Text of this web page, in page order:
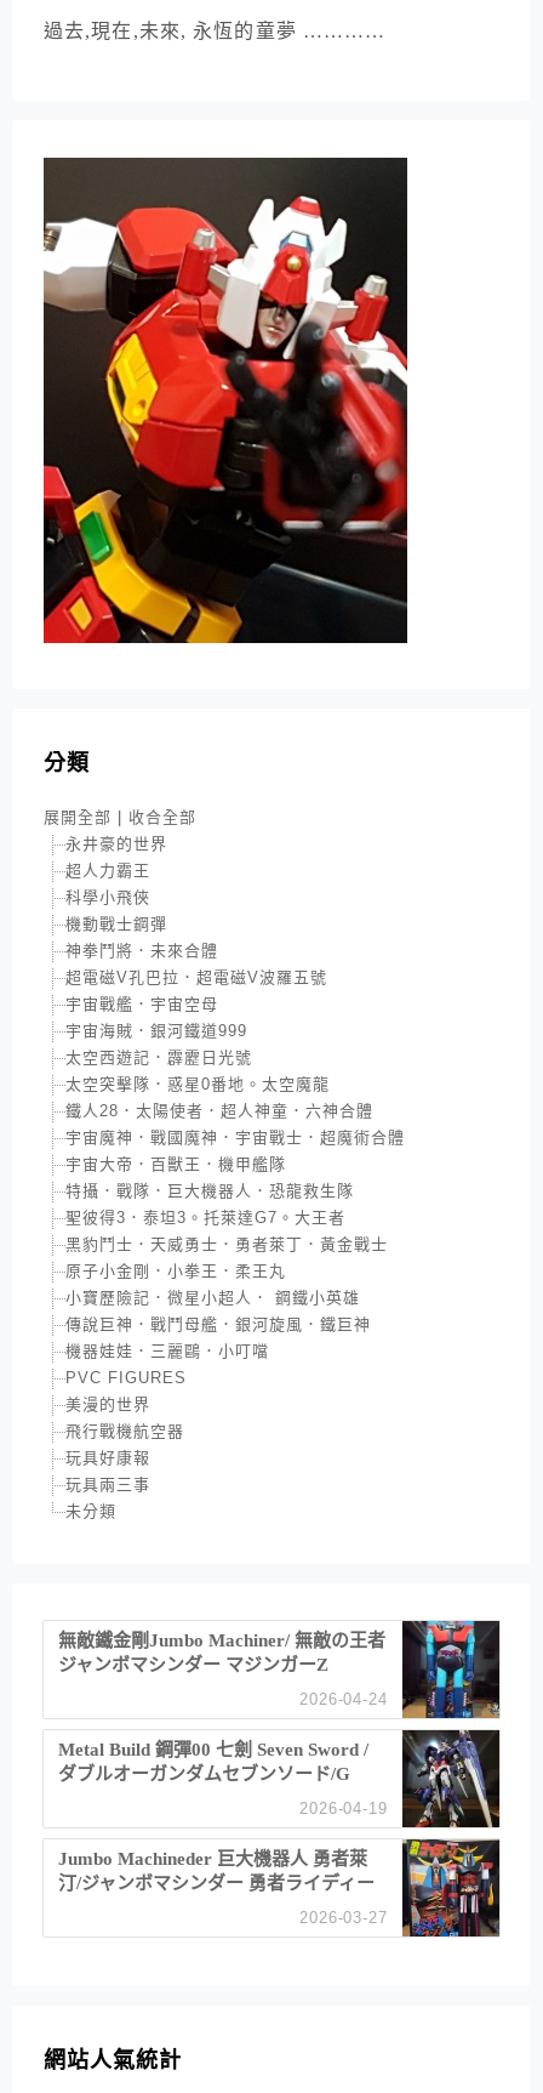
過去,現在,未來, 永恆的童夢 …………
分類
展開全部
收合全部
永井豪的世界
超人力霸王
科學小飛俠
機動戰士鋼彈
神拳鬥將．未來合體
超電磁V孔巴拉．超電磁V波羅五號
宇宙戰艦．宇宙空母
宇宙海賊．銀河鐵道999
太空西遊記．霹靂日光號
太空突擊隊．惑星0番地。太空魔龍
鐵人28．太陽使者．超人神童．六神合體
宇宙魔神．戰國魔神．宇宙戰士．超魔術合體
宇宙大帝．百獸王．機甲艦隊
特攝．戰隊．巨大機器人．恐龍救生隊
聖彼得3．泰坦3。托萊達G7。大王者
黑豹鬥士．天威勇士．勇者萊丁．黃金戰士
原子小金剛．小拳王．柔王丸
小寶歷險記．微星小超人． 鋼鐵小英雄
傳說巨神．戰鬥母艦．銀河旋風．鐵巨神
機器娃娃．三麗鷗．小叮噹
PVC FIGURES
美漫的世界
飛行戰機航空器
玩具好康報
玩具兩三事
未分類
無敵鐵金剛Jumbo Machiner/ 無敵の王者
ジャンボマシンダー マジンガーZ
2026-04-24
Metal Build 鋼彈00 七劍 Seven Sword /
ダブルオーガンダムセブンソード/G
2026-04-19
Jumbo Machineder 巨大機器人 勇者萊
汀/ジャンボマシンダー 勇者ライディー
2026-03-27
網站人氣統計